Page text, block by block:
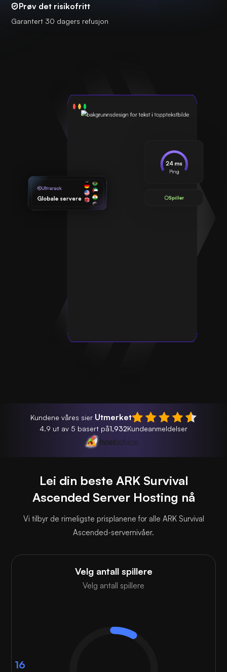
Prøv det risikofritt
Garantert 30 dagers refusjon
Ultrarask
Globale servere
24 ms
Ping
Spiller
Kundene våres sier Utmerket
4.9 ut av 5 basert på1,932Kundeanmeldelser
Lei din beste ARK Survival
Ascended Server Hosting nå
Vi tilbyr de rimeligste prisplanene for alle ARK Survival
Ascended-servernivåer.
Velg antall spillere
Velg antall spillere
16